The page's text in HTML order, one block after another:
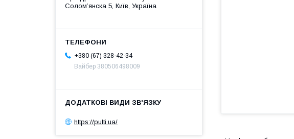
Соломʼянска 5, Київ, Україна
+380 (67) 328-42-34
Вайбер 380506498009
https://pulti.ua/